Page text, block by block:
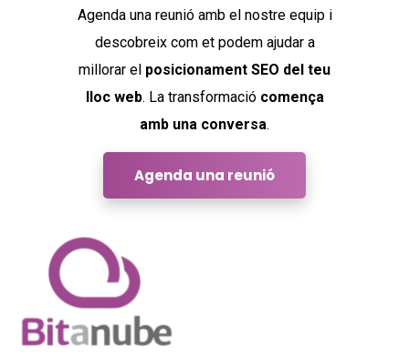
FotoPasgrau
Agenda una reunió amb el nostre equip i
descobreix com et podem ajudar a
millorar el posicionament SEO del teu
lloc web. La transformació comença
amb una conversa.
Agenda una reunió